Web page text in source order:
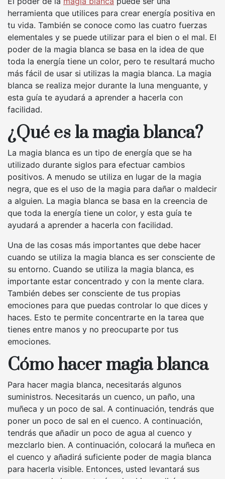
herramienta que utilices para crear energía positiva en
tu vida. También se conoce como las cuatro fuerzas
elementales y se puede utilizar para el bien o el mal. El
poder de la magia blanca se basa en la idea de que
toda la energía tiene un color, pero te resultará mucho
más fácil de usar si utilizas la magia blanca. La magia
blanca se realiza mejor durante la luna menguante, y
esta guía te ayudará a aprender a hacerla con
facilidad.
¿Qué es la magia blanca?
La magia blanca es un tipo de energía que se ha
utilizado durante siglos para efectuar cambios
positivos. A menudo se utiliza en lugar de la magia
negra, que es el uso de la magia para dañar o maldecir
a alguien. La magia blanca se basa en la creencia de
que toda la energía tiene un color, y esta guía te
ayudará a aprender a hacerla con facilidad.
Una de las cosas más importantes que debe hacer
cuando se utiliza la magia blanca es ser consciente de
su entorno. Cuando se utiliza la magia blanca, es
importante estar concentrado y con la mente clara.
También debes ser consciente de tus propias
emociones para que puedas controlar lo que dices y
haces. Esto te permite concentrarte en la tarea que
tienes entre manos y no preocuparte por tus
emociones.
Cómo hacer magia blanca
Para hacer magia blanca, necesitarás algunos
suministros. Necesitarás un cuenco, un paño, una
muñeca y un poco de sal. A continuación, tendrás que
poner un poco de sal en el cuenco. A continuación,
tendrás que añadir un poco de agua al cuenco y
mezclarlo bien. A continuación, colocará la muñeca en
el cuenco y añadirá suficiente poder de magia blanca
para hacerla visible. Entonces, usted levantará sus